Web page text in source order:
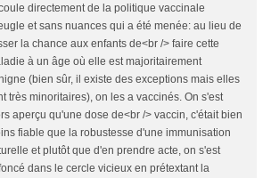
directement de la politique vaccinale
et sans nuances qui a été menée: au lieu de
la chance aux enfants de<br /> faire cette
à un âge où elle est majoritairement
(bien sûr, il existe des exceptions mais elles
très minoritaires), on les a vaccinés. On s'est
aperçu qu'une dose de<br /> vaccin, c'était bien
fiable que la robustesse d'une immunisation
et plutôt que d'en prendre acte, on s'est
dans le cercle vicieux en prétextant la